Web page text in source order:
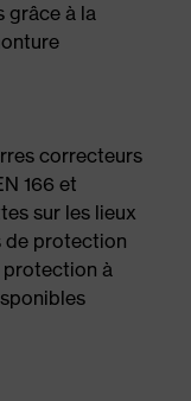
grâce à la
correcteurs
166 et
sur les lieux
de protection
protection à